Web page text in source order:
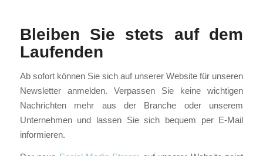
Bleiben Sie stets auf dem
Laufenden
Ab sofort können Sie sich auf unserer Website für unseren
Newsletter anmelden. Verpassen Sie keine wichtigen
Nachrichten mehr aus der Branche oder unserem
Unternehmen und lassen Sie sich bequem per E-Mail
informieren.